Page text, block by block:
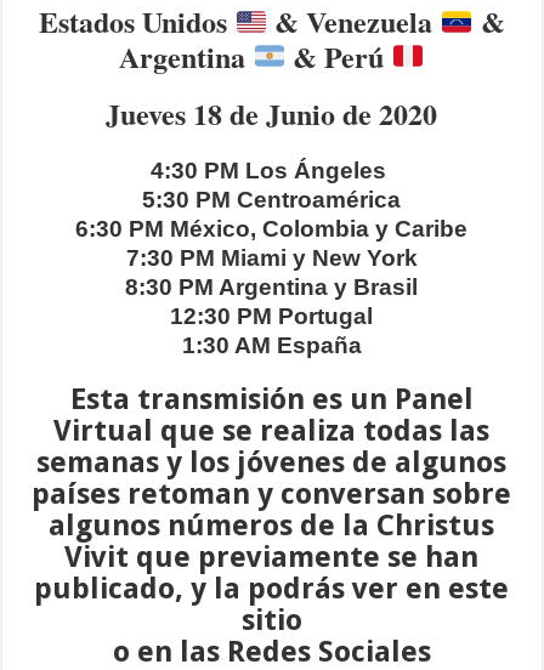
Estados Unidos & Venezuela
&
Argentina
& Perú
Jueves 18 de Junio de 2020
4:30 PM Los Ángeles
5:30 PM Centroamérica
6:30 PM México, Colombia y Caribe
7:30 PM Miami y New York
8:30 PM Argentina y Brasil
12:30 PM Portugal
1:30 AM España
Esta transmisión es un Panel
Virtual que se realiza todas las
semanas y los jóvenes de algunos
países retoman y conversan sobre
algunos números de la Christus
Vivit que previamente se han
publicado, y la podrás ver en este
sitio
o en las Redes Sociales